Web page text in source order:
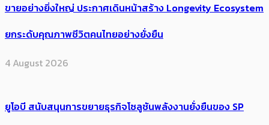
ขายอย่างยิ่งใหญ่ ประกาศเดินหน้าสร้าง Longevity Ecosystem
ยกระดับคุณภาพชีวิตคนไทยอย่างยั่งยืน
4 August 2026
ยูโอบี สนับสนุนการขยายธุรกิจโซลูชันพลังงานยั่งยืนของ SP